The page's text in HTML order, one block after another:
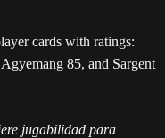
jugabilidad para